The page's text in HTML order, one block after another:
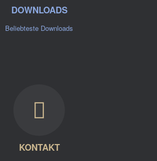
DOWNLOADS
Beliebteste Downloads
KONTAKT